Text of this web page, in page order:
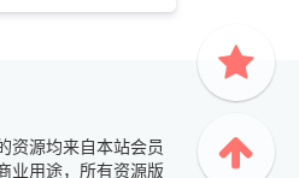
资源均来自本站会员
业用途，所有资源版